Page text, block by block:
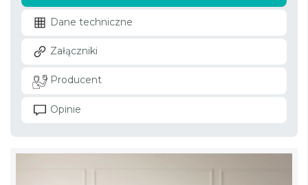
Dane techniczne
Załączniki
Producent
Opinie